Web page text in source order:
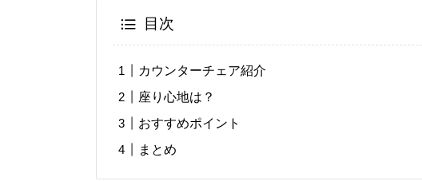
目次
カウンターチェア紹介
座り心地は？
おすすめポイント
まとめ